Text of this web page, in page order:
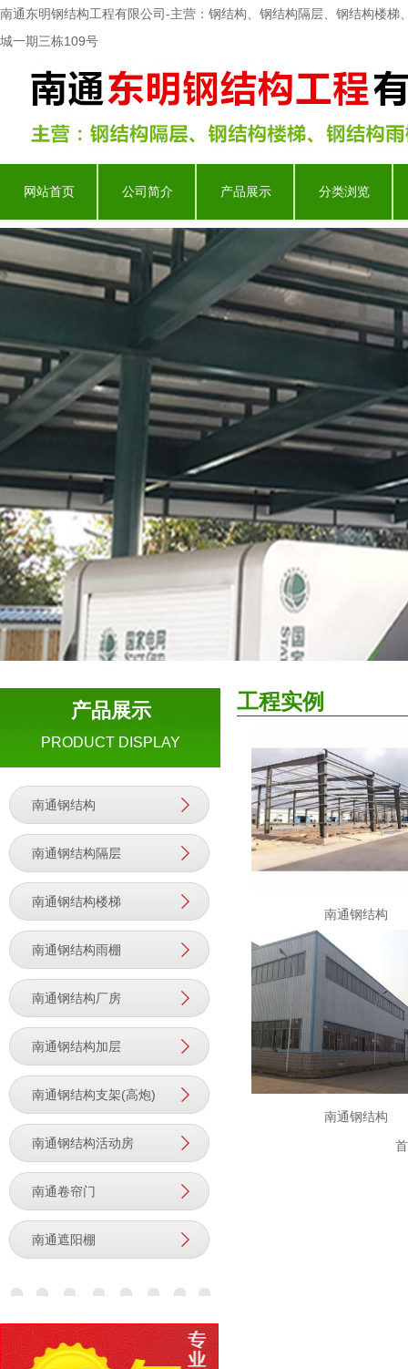
南通东明钢结构工程有限公司-主营：钢结构、钢结构隔层、钢结构楼
城一期三栋109号
网站首页 公司简介 产品展示 分类浏览
产品展示
PRODUCT DISPLAY
南通钢结构
南通钢结构隔层
南通钢结构楼梯
南通钢结构雨棚
南通钢结构厂房
南通钢结构加层
南通钢结构支架(高炮)
南通钢结构活动房
南通卷帘门
南通遮阳棚
工程实例
南通钢结构
南通钢结构